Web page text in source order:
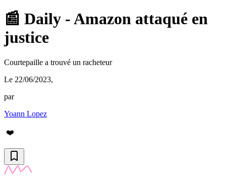
📰 Daily - Amazon attaqué en
justice
Courtepaille a trouvé un racheteur
Le 22/06/2023,
par
Yoann Lopez
❤️